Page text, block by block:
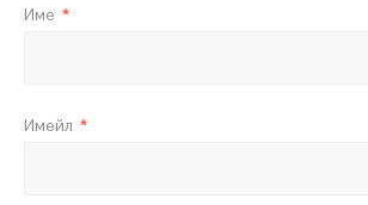
Име *
Имейл *